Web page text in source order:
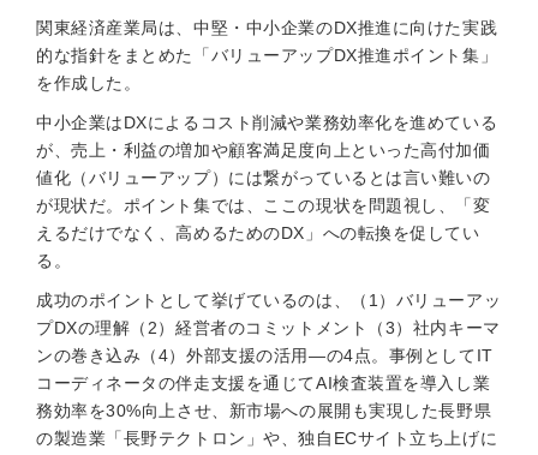
関東経済産業局は、中堅・中小企業のDX推進に向けた実践
的な指針をまとめた「バリューアップDX推進ポイント集」
を作成した。
中小企業はDXによるコスト削減や業務効率化を進めている
が、売上・利益の増加や顧客満足度向上といった高付加価
値化（バリューアップ）には繋がっているとは言い難いの
が現状だ。ポイント集では、ここの現状を問題視し、「変
えるだけでなく、高めるためのDX」への転換を促してい
る。
成功のポイントとして挙げているのは、（1）バリューアッ
プDXの理解（2）経営者のコミットメント（3）社内キーマ
ンの巻き込み（4）外部支援の活用—の4点。事例としてIT
コーディネータの伴走支援を通じてAI検査装置を導入し業
務効率を30%向上させ、新市場への展開も実現した長野県
の製造業「長野テクトロン」や、独自ECサイト立ち上げに